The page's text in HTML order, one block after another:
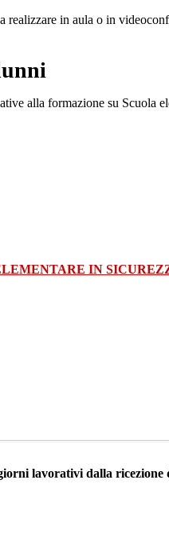
in aula o in
alla formazione su Scuola
IN
lavorativi dalla